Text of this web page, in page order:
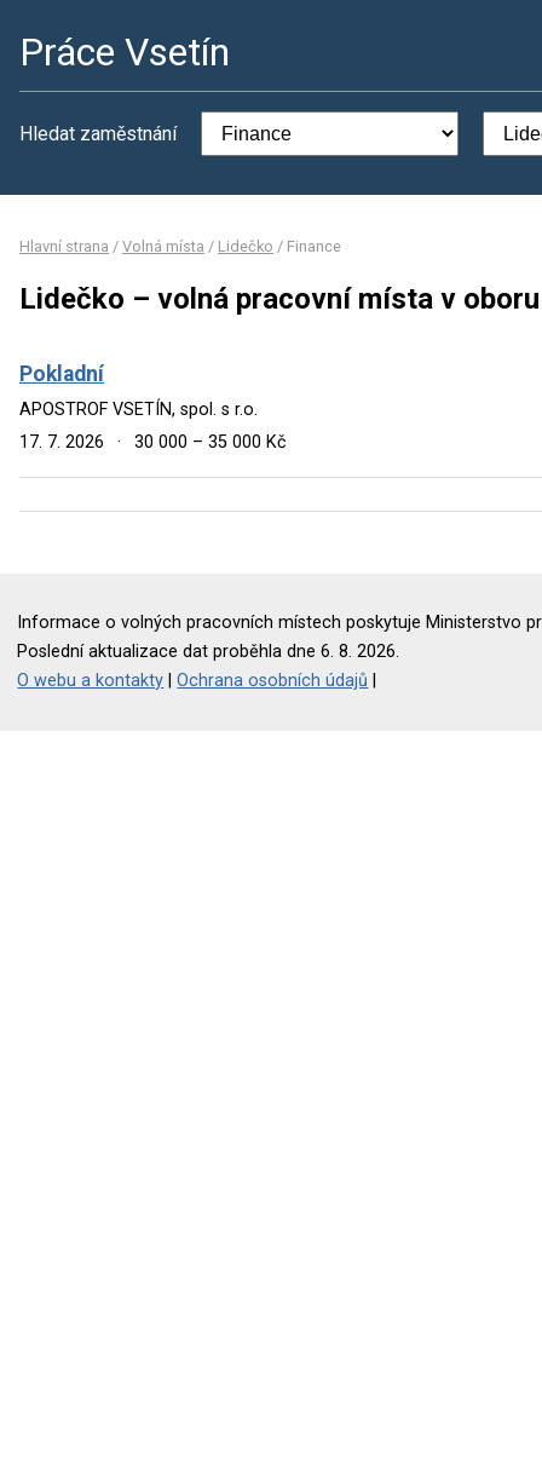
Práce Vsetín
Hledat zaměstnání
Hlavní strana / Volná místa / Lidečko / Finance
Lidečko – volná pracovní místa v
Pokladní
APOSTROF VSETÍN, spol. s r.o.
17. 7. 2026
· 30 000 – 35 000 Kč
Informace o volných pracovních místech poskytuje Ministerstvo
Poslední aktualizace dat proběhla dne 6. 8. 2026.
O webu a kontakty |Ochrana osobních údajů